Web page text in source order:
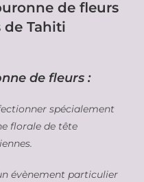
de fleurs
de Tahiti
de fleurs :
spécialement
florale de tête
évènement particulier